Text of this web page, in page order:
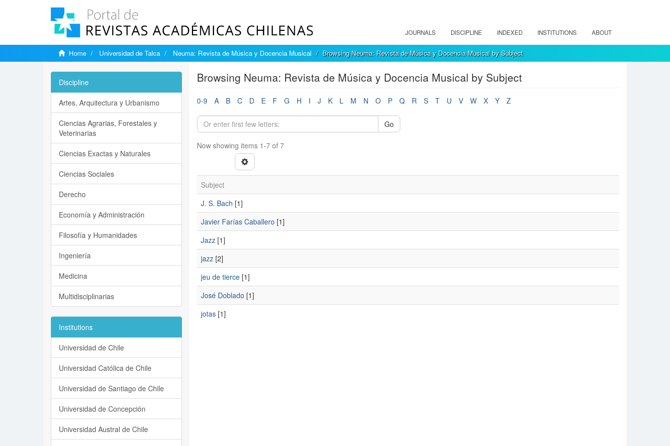
JOURNALS DISCIPLINE INDEXED INSTITUTIONS ABOUT
Home Universidad de Talca Neuma: Revista de Música y Docencia Musical Browsing Neuma: Revista de Música y Docencia Musical by Subject
Browsing Neuma: Revista de Música y Docencia Musical by Subject
0-9 A B C D E F G H I J K L M N O P Q R S T U V W X Y Z
Go
Now showing items 1-7 of 7
Subject
J. S. Bach [1]
Javier Farías Caballero [1]
Jazz[1]
jazz[2]
jeu de tierce[1]
José Doblado [1]
jotas[1]
Discipline
Artes, Arquitectura y Urbanismo
Ciencias Agrarias, Forestales y
Veterinarias
Ciencias Exactas y Naturales
Ciencias Sociales
Derecho
Economía y Administración
Filosofía y Humanidades
Ingeniería
Medicina
Multidisciplinarias
Institutions
Universidad de Chile
Universidad Católica de Chile
Universidad de Santiago de Chile
Universidad de Concepción
Universidad Austral de Chile